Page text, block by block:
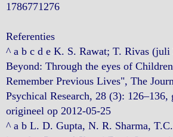
1786771276
Referenties
^ a b c d e K. S. Rawat; T. Rivas
Beyond: Through the eyes of
Remember Previous Lives", The
Psychical Research, 28 (3): 126–136,
origineel op 2012-05-25
^ a b L. D. Gupta, N. R. Sharma,